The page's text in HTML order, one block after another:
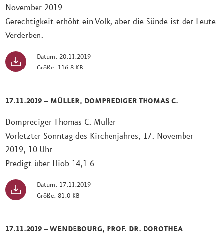
November 2019
Gerechtigkeit erhöht ein Volk, aber die Sünde ist der Leute
Verderben.
Datum: 20.11.2019
Größe: 116.8 KB
17.11.2019 – MÜLLER, DOMPREDIGER THOMAS C.
Domprediger Thomas C. Müller
Vorletzter Sonntag des Kirchenjahres, 17. November
2019, 10 Uhr
Predigt über Hiob 14,1-6
Datum: 17.11.2019
Größe: 81.0 KB
17.11.2019 – WENDEBOURG, PROF. DR. DOROTHEA